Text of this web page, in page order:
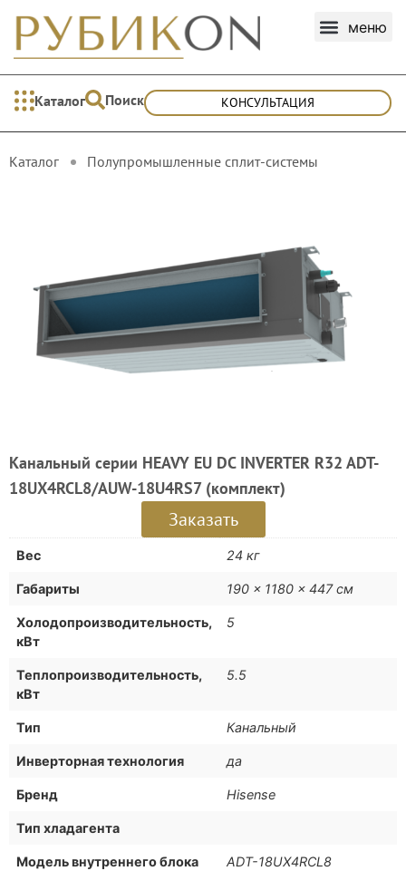
Каталог Поиск КОНСУЛЬТАЦИЯ
Каталог Полупромышленные сплит-системы
Канальный серии HEAVY EU DC INVERTER R32 ADT-
18UX4RCL8/AUW-18U4RS7 (комплект)
Заказать
Вес 24 кг
Габариты 190 × 1180 × 447 см
Холодопроизводительность,
кВт
5
Теплопроизводительность,
кВт
5.5
Тип Канальный
Инверторная технология да
Бренд Hisense
Тип хладагента
Модель внутреннего блока ADT-18UX4RCL8